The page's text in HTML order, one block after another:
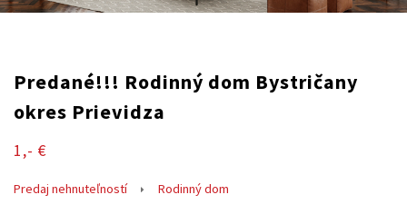
Predané!!! Rodinný dom Bystričany
okres Prievidza
1,- €
Predaj nehnuteľností Rodinný dom